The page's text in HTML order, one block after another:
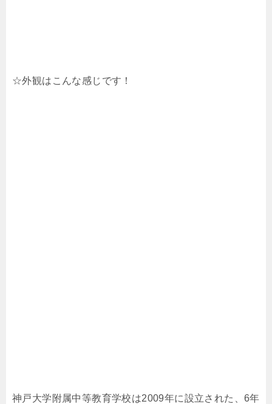
☆外観はこんな感じです！
神戸大学附属中等教育学校は2009年に設立された、6年